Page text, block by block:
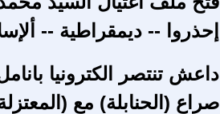
إحذروا -- ديمقراطية --
داعش تنتصر الكترونيا بانامل
صراع (الحنابلة) مع